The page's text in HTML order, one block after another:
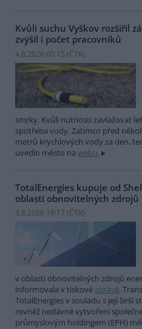
Kvůli suchu Vyškov rozšířil
zvýšil i počet pracovníků
4.8.2026 00:15 (ČTK)
smrky. Kvůli nutnosti zavlažovat
spotřeba vody. Zatímco před
metrů krychlových vody za den,
uvedlo město na webu.
TotalEnergies kupuje od
oblasti obnovitelných zdrojů
3.8.2026 19:17 (ČTK)
v oblasti obnovitelných zdrojů
informovala v tiskovézprávě.
TotalEnergies v souladu s její širší
rovněž nedávné vytvoření
průmyslovým holdingem (EPH)